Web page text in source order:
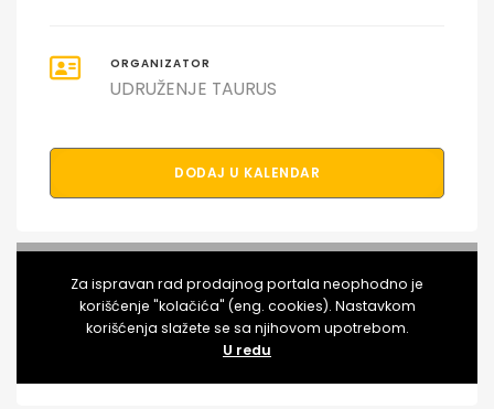
ORGANIZATOR
UDRUŽENJE TAURUS
DODAJ U KALENDAR
Za ispravan rad prodajnog portala neophodno je
korišćenje "kolačića" (eng. cookies). Nastavkom
korišćenja slažete se sa njihovom upotrebom.
U redu